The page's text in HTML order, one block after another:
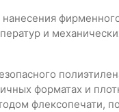
и
форматах и
флексопечати,